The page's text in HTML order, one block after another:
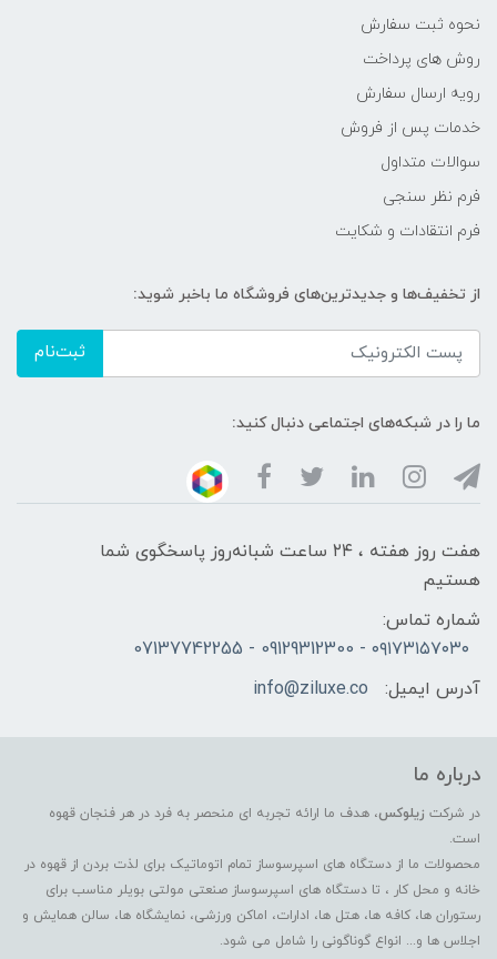
نحوه ثبت سفارش
روش های پرداخت
رویه ارسال سفارش
خدمات پس از فروش
سوالات متداول
فرم نظر سنجی
فرم انتقادات و شکایت
از تخفیف‌ها و جدیدترین‌های فروشگاه ما باخبر شوید:
ثبت‌نام
ما را در شبکه‌های اجتماعی دنبال کنید:
هفت روز هفته ، ۲۴ ساعت شبانه‌روز پاسخگوی شما
هستیم
شماره تماس:
۰۹۱۷۳۱۵۷۰۳۰ - 09129312300 - 07137742255
آدرس ایمیل:
info@ziluxe.co
درباره ما
در شرکت زیلوکس، هدف ما ارائه تجربه ای منحصر به فرد در هر فنجان قهوه
است.
محصولات ما از دستگاه های اسپرسوساز تمام اتوماتیک برای لذت بردن از قهوه در
خانه و محل کار ، تا دستگاه های اسپرسوساز صنعتی مولتی بویلر مناسب برای
رستوران ها، کافه ها، هتل ها، ادارات، اماکن ورزشی، نمایشگاه ها، سالن همایش و
اجلاس ها و... انواع گوناگونی را شامل می شود.